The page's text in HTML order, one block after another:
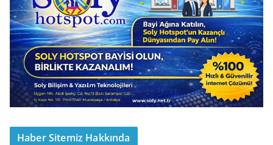
Haber Sitemiz Hakkında